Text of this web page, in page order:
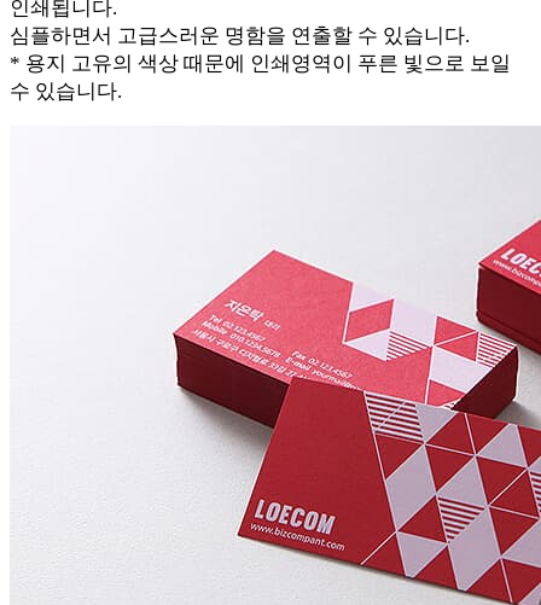
인쇄됩니다.
심플하면서 고급스러운 명함을 연출할 수 있습니다.
* 용지 고유의 색상 때문에 인쇄영역이 푸른 빛으로 보일
수 있습니다.